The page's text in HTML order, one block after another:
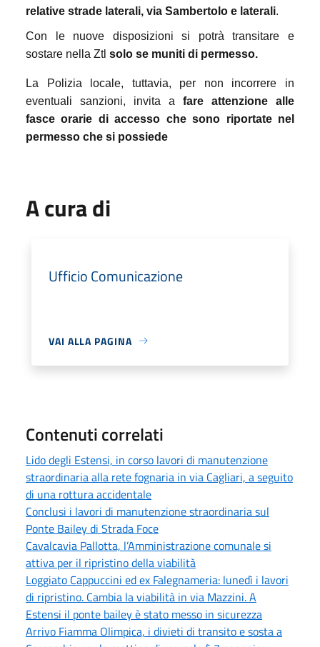
relative strade laterali, via Sambertolo e laterali.
Con le nuove disposizioni si potrà transitare e
sostare nella Ztl solo se muniti di permesso.
La Polizia locale, tuttavia, per non incorrere in
eventuali sanzioni, invita a fare attenzione alle
fasce orarie di accesso che sono riportate nel
permesso che si possiede
A cura di
Ufficio Comunicazione
VAI ALLA PAGINA
Contenuti correlati
Lido degli Estensi, in corso lavori di manutenzione
straordinaria alla rete fognaria in via Cagliari, a seguito
di una rottura accidentale
Conclusi i lavori di manutenzione straordinaria sul
Ponte Bailey di Strada Foce
Cavalcavia Pallotta, l’Amministrazione comunale si
attiva per il ripristino della viabilità
Loggiato Cappuccini ed ex Falegnameria: lunedì i lavori
di ripristino. Cambia la viabilità in via Mazzini. A
Estensi il ponte bailey è stato messo in sicurezza
Arrivo Fiamma Olimpica, i divieti di transito e sosta a